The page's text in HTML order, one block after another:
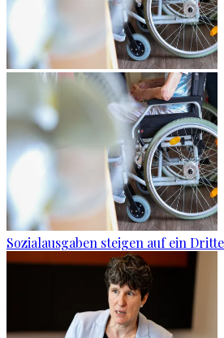
Sozialausgaben steigen auf ein